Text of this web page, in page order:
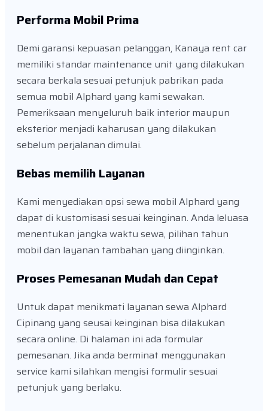
Performa Mobil Prima
Demi garansi kepuasan pelanggan, Kanaya rent car
memiliki standar maintenance unit yang dilakukan
secara berkala sesuai petunjuk pabrikan pada
semua mobil Alphard yang kami sewakan.
Pemeriksaan menyeluruh baik interior maupun
eksterior menjadi kaharusan yang dilakukan
sebelum perjalanan dimulai.
Bebas memilih Layanan
Kami menyediakan opsi sewa mobil Alphard yang
dapat di kustomisasi sesuai keinginan. Anda leluasa
menentukan jangka waktu sewa, pilihan tahun
mobil dan layanan tambahan yang diinginkan.
Proses Pemesanan Mudah dan Cepat
Untuk dapat menikmati layanan sewa Alphard
Cipinang yang seusai keinginan bisa dilakukan
secara online. Di halaman ini ada formular
pemesanan. Jika anda berminat menggunakan
service kami silahkan mengisi formulir sesuai
petunjuk yang berlaku.